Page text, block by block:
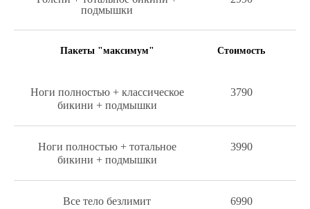
подмышки
Пакеты "максимум" Стоимость
Ноги полностью + классическое
бикини + подмышки
3790
Ноги полностью + тотальное
бикини + подмышки
3990
Все тело безлимит 6990